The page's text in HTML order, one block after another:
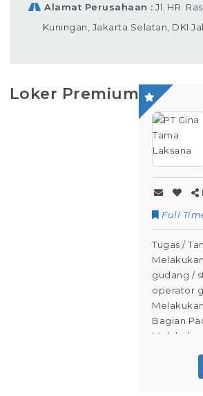
Alamat Perusahaan
Jl. HR.
Kuningan, Jakarta Selatan, DKI
Loker Premium
Full
Tugas /
gudang /
operator
Bagian
produk